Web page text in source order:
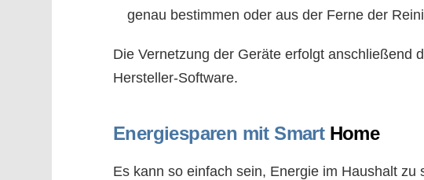
genau bestimmen oder aus der Ferne der
Die Vernetzung der Geräte erfolgt anschließend
Hersteller-Software.
Energiesparen mit SmartHome
Es kann so einfach sein, Energie im Haushalt zu